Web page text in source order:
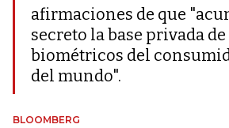
afirmaciones de que
secreto la base privada de
biométricos del
del mundo".
BLOOMBERG